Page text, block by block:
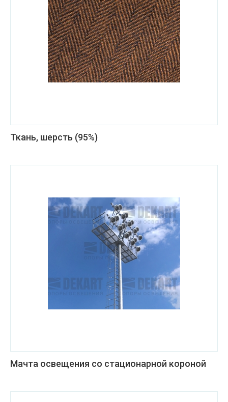
Ткань, шерсть (95%)
Мачта освещения со стационарной короной